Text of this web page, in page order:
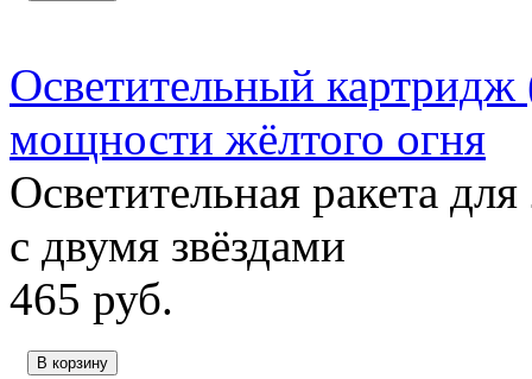
Осветительный картридж
мощности жёлтого огня
Осветительная ракета
с двумя звёздами
465 руб.
В корзину